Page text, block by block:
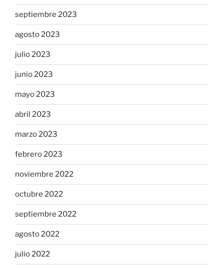
septiembre 2023
agosto 2023
julio 2023
junio 2023
mayo 2023
abril 2023
marzo 2023
febrero 2023
noviembre 2022
octubre 2022
septiembre 2022
agosto 2022
julio 2022